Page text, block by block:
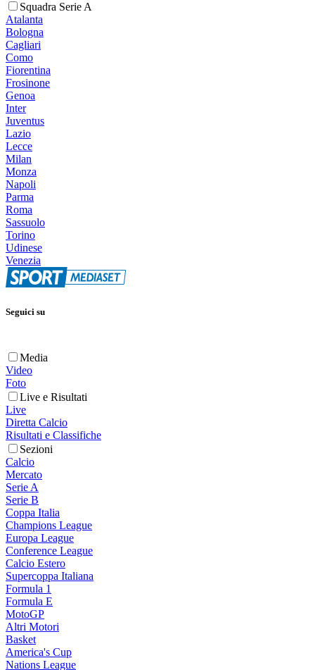
Squadra Serie A
Atalanta
Bologna
Cagliari
Como
Fiorentina
Frosinone
Genoa
Inter
Juventus
Lazio
Lecce
Milan
Monza
Napoli
Parma
Roma
Sassuolo
Torino
Udinese
Venezia
Seguici su
Media
Video
Foto
Live e Risultati
Live
Diretta Calcio
Risultati e Classifiche
Sezioni
Calcio
Mercato
Serie A
Serie B
Coppa Italia
Champions League
Europa League
Conference League
Calcio Estero
Supercoppa Italiana
Formula 1
Formula E
MotoGP
Altri Motori
Basket
America's Cup
Nations League